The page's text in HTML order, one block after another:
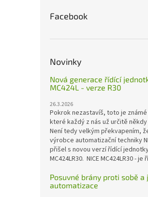
Facebook
Novinky
Nová generace řídící
MC424L - verze R30
26.3.2026
Pokrok nezastavíš, toto je
které každý z nás už určitě
Není tedy velkým překvapením,
výrobce automatizační techniky
přišel s novou verzí řídící
MC424LR30. NICE MC424LR30 - je
Posuvné brány proti sobě a
automatizace